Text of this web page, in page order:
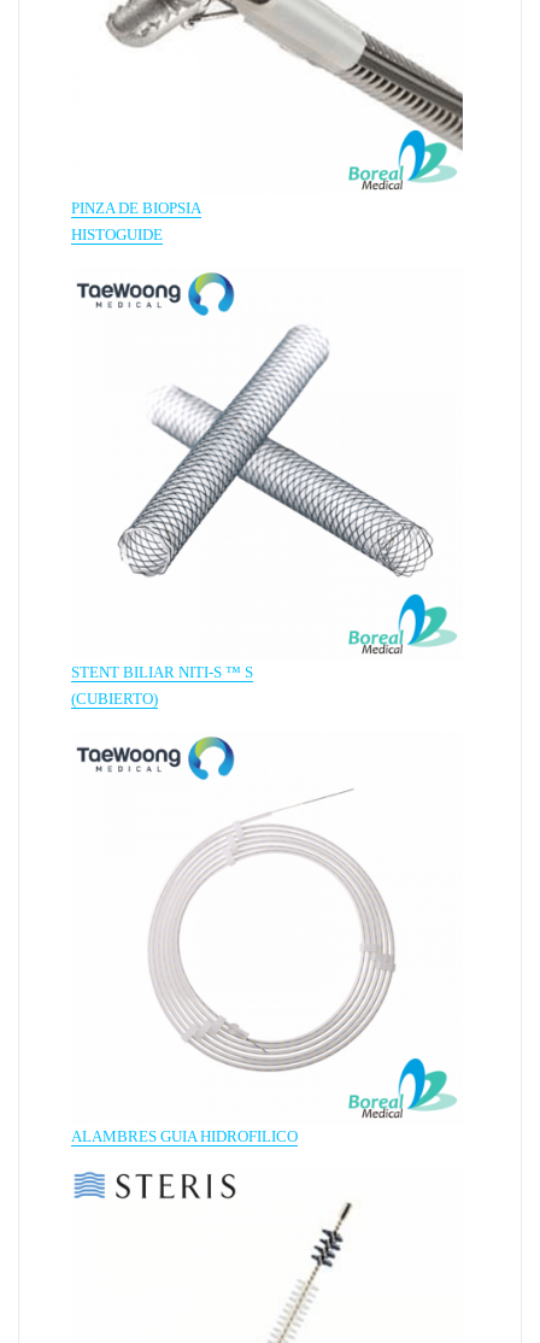
PINZA DE BIOPSIA
HISTOGUIDE
STENT BILIAR NITI-S ™ S
(CUBIERTO)
ALAMBRES GUIA HIDROFILICO